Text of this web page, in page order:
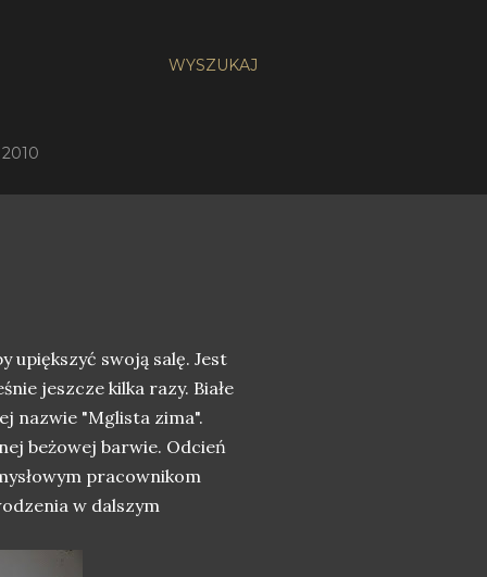
WYSZUKAJ
upiększyć swoją salę. Jest
jeszcze kilka razy. Białe
nazwie "Mglista zima".
beżowej barwie. Odcień
pracownikom
w dalszym